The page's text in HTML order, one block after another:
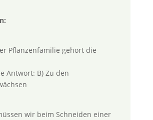
Pflanzenfamilie gehört die
Antwort: B) Zu den
wir beim Schneiden einer